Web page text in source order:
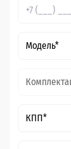
Модель*
КПП*